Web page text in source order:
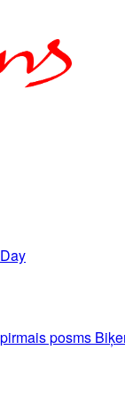
posms